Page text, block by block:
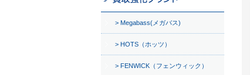
Megabass(メガバス)
HOTS（ホッツ）
FENWICK（フェンウィック）